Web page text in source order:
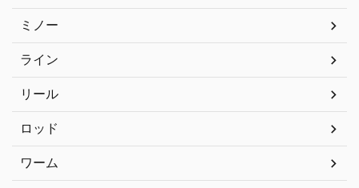
ミノー
ライン
リール
ロッド
ワーム